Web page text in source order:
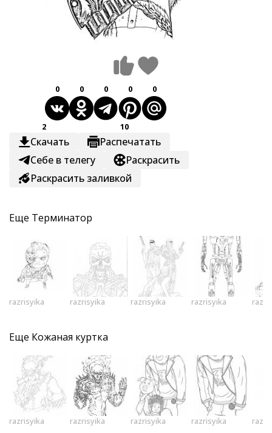
0 0 0 0 0
2
Скачать
10
Распечатать
Себе в телегу
Раскрасить
Раскрасить заливкой
Еще Терминатор
razrisyika razrisyika razrisyika razrisyika
Еще Кожаная куртка
razrisyika razrisyika razrisyika razrisyika